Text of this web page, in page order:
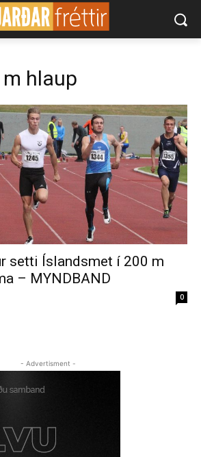
hlaup
setti Íslandsmet í 200 m
– MYNDBAND
0
- Advertisment -